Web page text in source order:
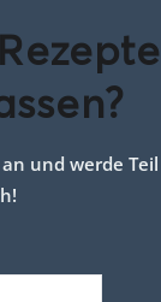
und werde Teil